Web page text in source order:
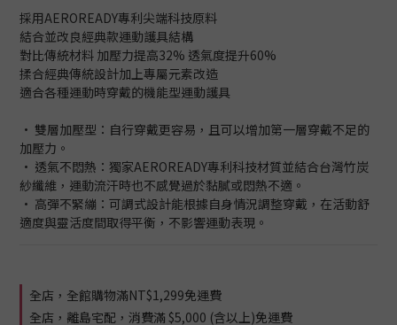
採用AEROREADY專利尖端科技原料
結合並改良經典款運動護具結構
對比傳統材料 加壓力提高32% 透氣度提升60%
揉合經典傳統設計加上專屬元素改造
適合各種運動時穿戴的機能型運動護具
• 雙層加壓型：自行穿戴更容易，且可以增加第一層穿戴不足的
加壓力。
• 透氣不悶熱：獨家AEROREADY專利科技材質並結合台灣竹炭
紗纖維，運動流汗時也不感覺過於黏膩或悶熱不適。
• 高彈不緊繃：可調式設計能根據自身情況調整穿戴，在活動舒
適度與靈活度間取得平衡，不影響運動表現。
全店，全館購物滿NT$1,299免運費
全店，離島宅配，消費滿 $5,000 (含以上)免運費